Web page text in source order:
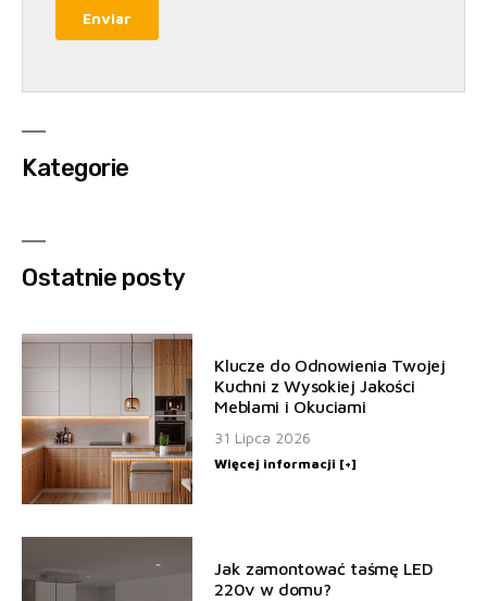
Kategorie
Ostatnie posty
Klucze do Odnowienia Twojej
Kuchni z Wysokiej Jakości
Meblami i Okuciami
31 Lipca 2026
Więcej informacji [+]
Jak zamontować taśmę LED
220v w domu?